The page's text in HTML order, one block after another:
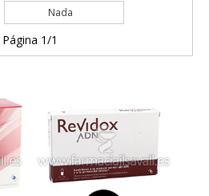
Nada
Página 1/1